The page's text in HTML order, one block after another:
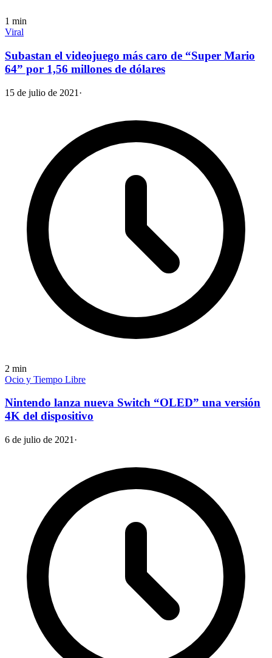
1 min
Viral
Subastan el videojuego más caro de “Super Mario
64” por 1,56 millones de dólares
15 de julio de 2021 ·
2 min
Ocio y Tiempo Libre
Nintendo lanza nueva Switch “OLED” una versión
4K del dispositivo
6 de julio de 2021 ·